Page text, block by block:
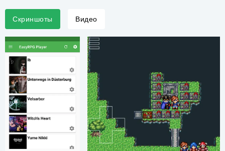
Скриншоты Видео